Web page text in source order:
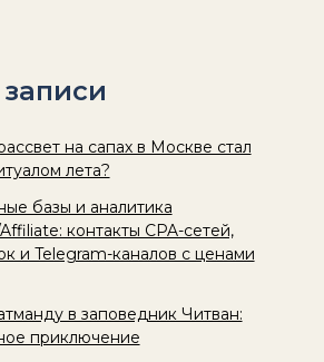
на сапах в Москве стал
лета?
базы и аналитика
контакты CPA-сетей,
и Telegram-каналов с ценами
в заповедник Читван:
приключение